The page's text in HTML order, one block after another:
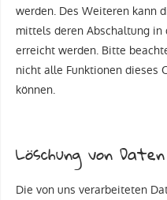
werden. Des Weiteren kann
mittels deren Abschaltung in
erreicht werden. Bitte
nicht alle Funktionen dieses
können.
Löschung von Daten
Die von uns verarbeiteten